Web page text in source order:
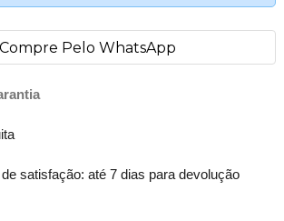
Compre Pelo WhatsApp
satisfação: até 7 dias para devolução